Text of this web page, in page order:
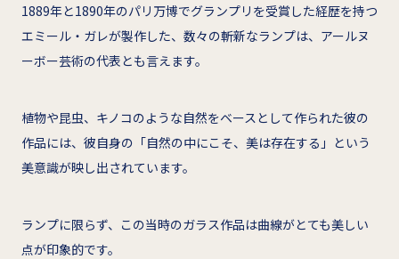
1889年と1890年のパリ万博でグランプリを受賞した経歴を持つ
エミール・ガレが製作した、数々の斬新なランプは、アールヌ
ーボー芸術の代表とも言えます。
植物や昆虫、キノコのような自然をベースとして作られた彼の
作品には、彼自身の「自然の中にこそ、美は存在する」という
美意識が映し出されています。
ランプに限らず、この当時のガラス作品は曲線がとても美しい
点が印象的です。